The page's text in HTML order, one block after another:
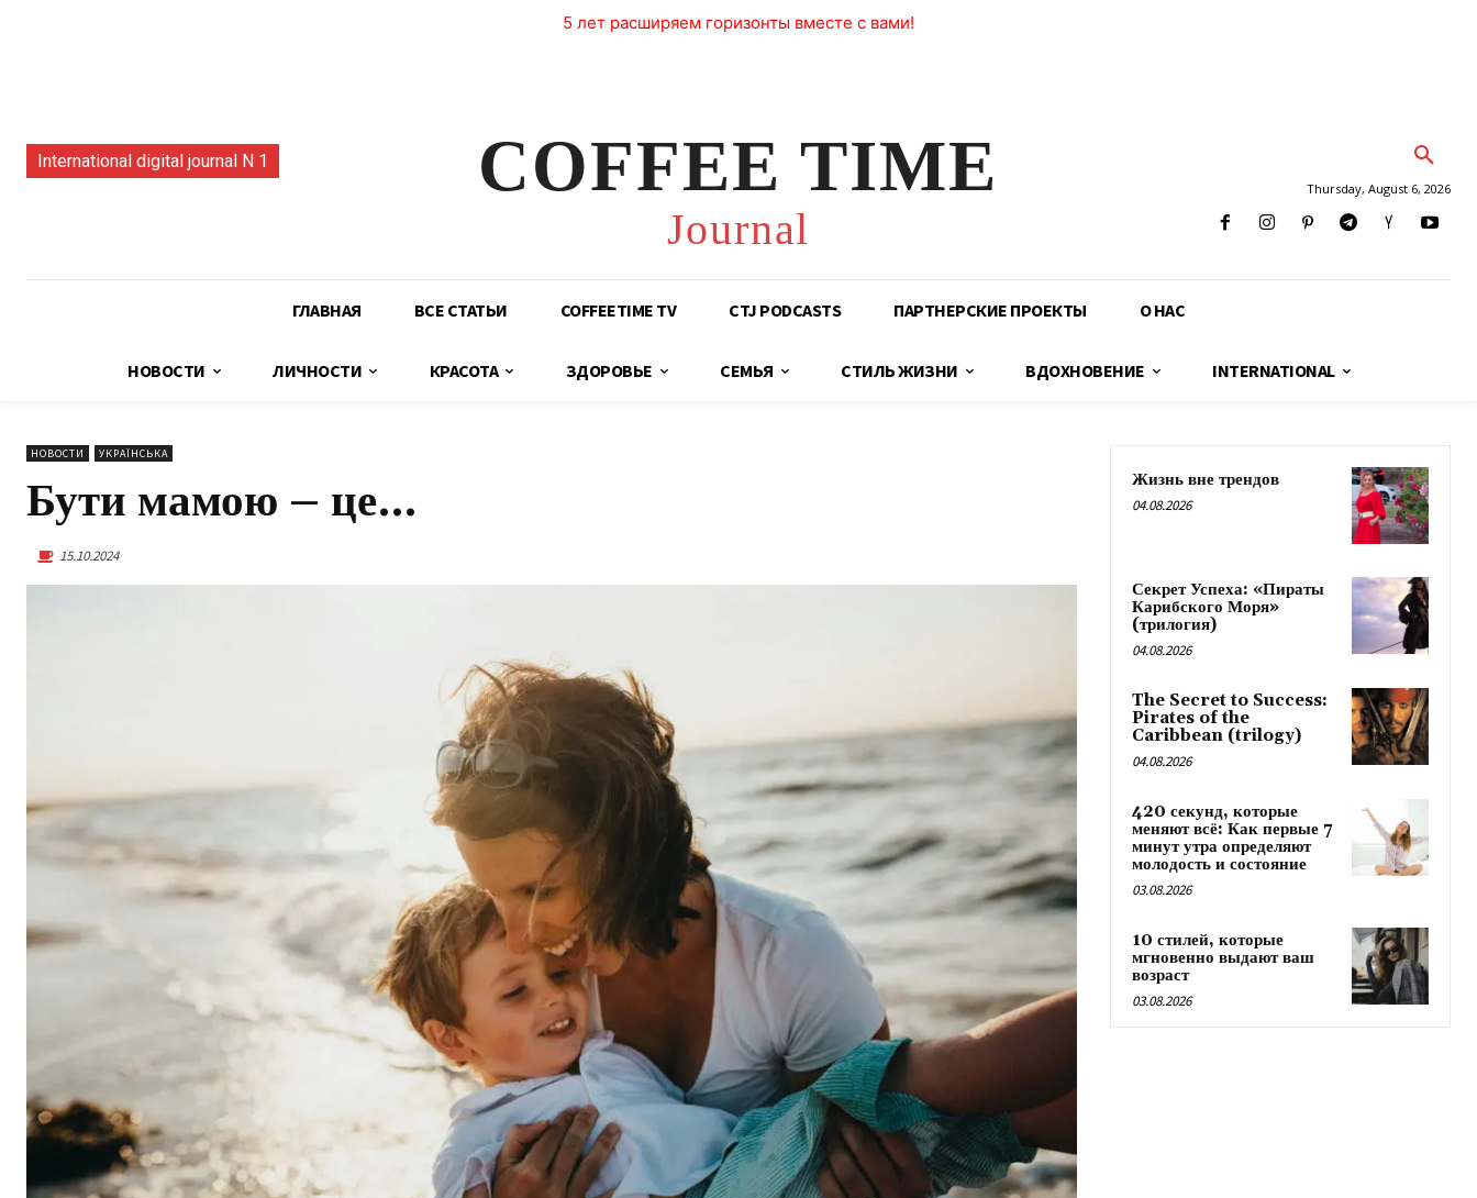
5 лет расширяем горизонты вместе с вами!
International digital journal N 1 COFFEE TIME
Journal
Thursday, August 6, 2026
ГЛАВНАЯ ВСЕ СТАТЬИ COFFEETIME TV CTJ PODCASTS ПАРТНЕРСКИЕ ПРОЕКТЫ О НАС
НОВОСТИ ЛИЧНОСТИ КРАСОТА ЗДОРОВЬЕ СЕМЬЯ СТИЛЬ ЖИЗНИ ВДОХНОВЕНИЕ INTERNATIONAL
НОВОСТИ УКРАЇНСЬКА
Бути мамою – це…
15.10.2024
Жизнь вне трендов
04.08.2026
Секрет Успеха: «Пираты
Карибского Моря»
(трилогия)
04.08.2026
The Secret to Success:
Pirates of the
Caribbean (trilogy)
04.08.2026
420 секунд, которые
меняют всё: Как первые 7
минут утра определяют
молодость и состояние
03.08.2026
10 стилей, которые
мгновенно выдают ваш
возраст
03.08.2026